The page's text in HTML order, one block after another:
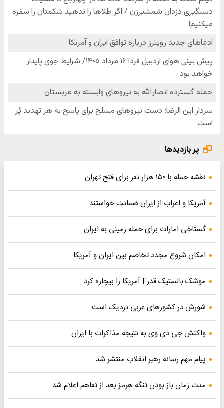
پر بازدیدها
نقشه حمله با ۱۵۰ هزار نفر برای فتح تهران
آمریکا و اعراب از ایران ضمانت خواستند
گستاخی امارات برای حمله زمینی به ایران
امکان شروع مجدد تخاصم‌ بین ایران و آمریکا
موشک بالستیک قدرF آمریکا را بیچاره کرد
شورش در کشورهای عربی نزدیک است
واکنش جی دی وی به نتیجه مذاکرات با ایران
پیام مهم رسانه رهبر انقلاب منتشر شد
مدت زمان باز بودن تنگه هرمز بعد از تفاهم اعلام شد